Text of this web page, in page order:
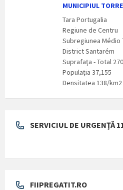
MUNICIPIUL
Tara Portugalia
Regiune de Centru
Subregiunea Médio
District Santarém
Suprafaţa - Total
Populaţia 37,155
Densitatea 138/
SERVICIUL DE URGENȚĂ
FIIPREGATIT.RO